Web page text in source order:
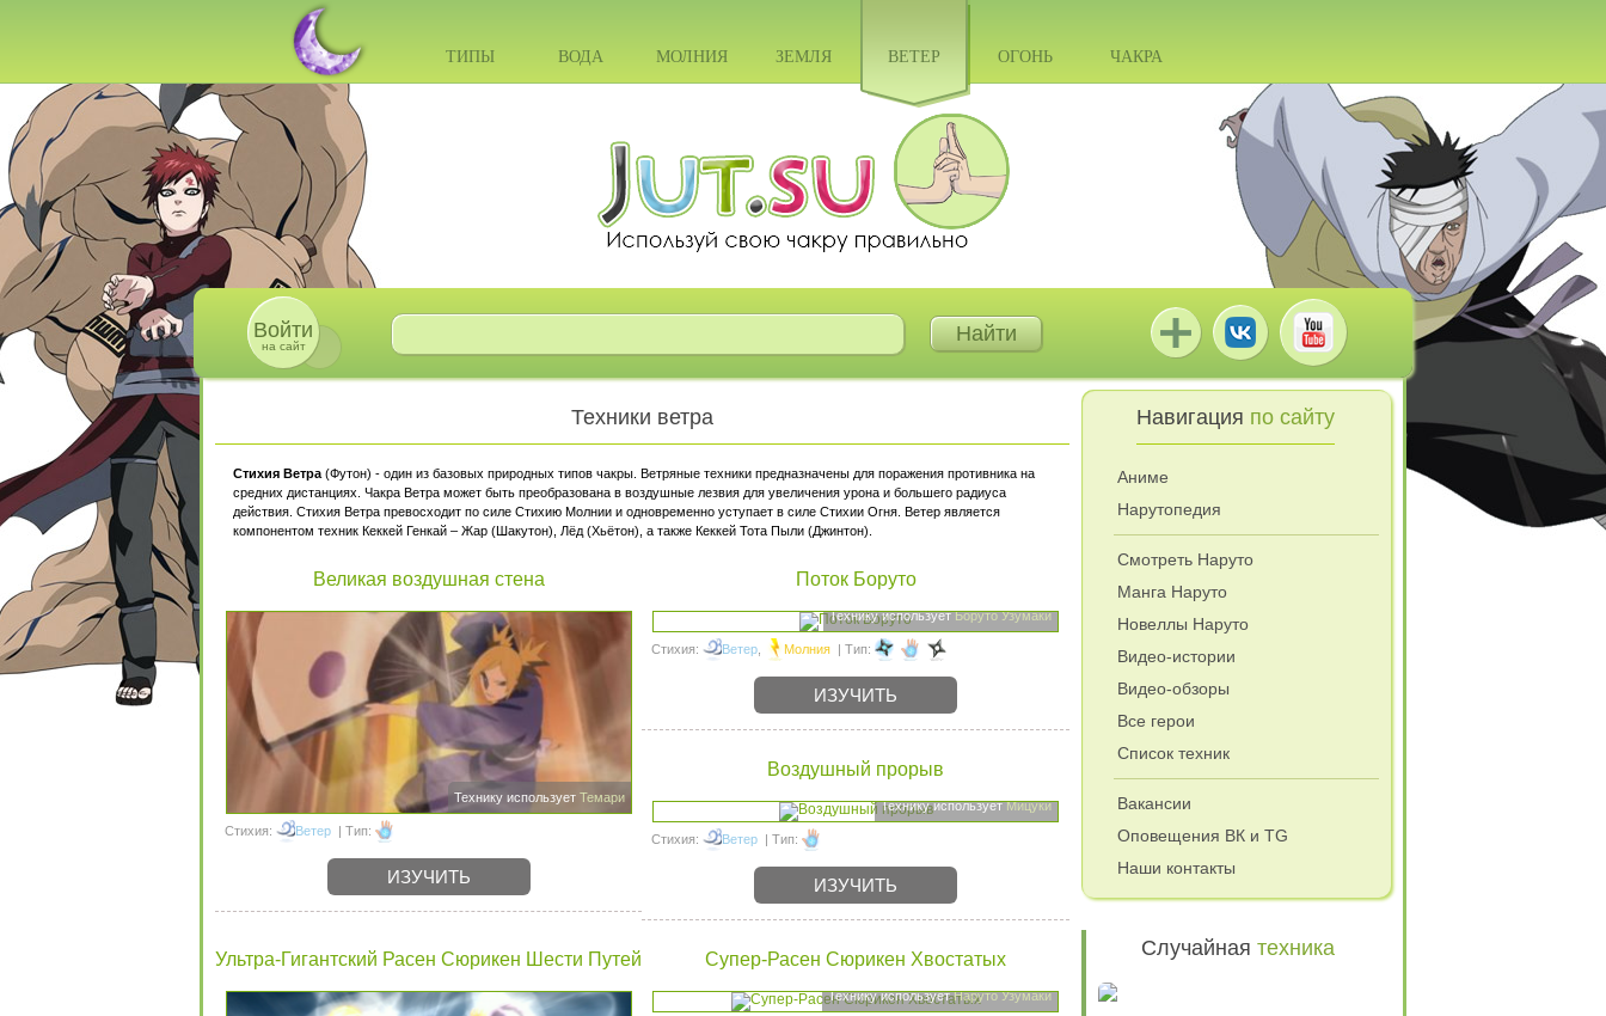
ТИПЫ ВОДА МОЛНИЯ ЗЕМЛЯ ВЕТЕР ОГОНЬ ЧАКРА
Войти
на сайт
Техники ветра
Стихия Ветра (Футон) - один из базовых природных типов чакры. Ветряные техники предназначены для поражения противника на
средних дистанциях. Чакра Ветра может быть преобразована в воздушные лезвия для увеличения урона и большего радиуса
действия. Стихия Ветра превосходит по силе Стихию Молнии и одновременно уступает в силе Стихии Огня. Ветер является
компонентом техник Кеккей Генкай – Жар (Шакутон), Лёд (Хьётон), а также Кеккей Тота Пыли (Джинтон).
Великая воздушная стена
Технику использует Темари
Стихия: Ветер | Тип:
ИЗУЧИТЬ
Поток Боруто
Технику используетБоруто Узумаки
Стихия: Ветер Молния | Тип:
ИЗУЧИТЬ
Воздушный прорыв
Технику используетМицуки
Стихия: Ветер | Тип:
ИЗУЧИТЬ
Ультра-Гигантский Расен Сюрикен Шести Путей Супер-Расен Сюрикен Хвостатых
Технику используетНаруто Узумаки
Навигация по сайту
Аниме
Нарутопедия
Смотреть Наруто
Манга Наруто
Новеллы Наруто
Видео-истории
Видео-обзоры
Все герои
Список техник
Вакансии
Оповещения ВК и TG
Наши контакты
Случайнаятехника